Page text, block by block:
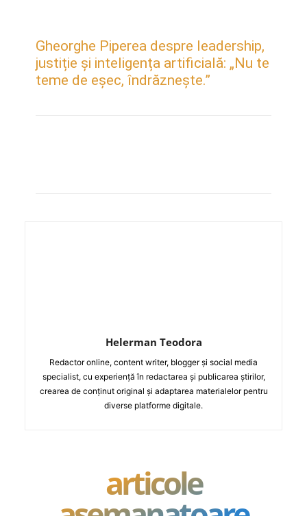
Gheorghe Piperea despre leadership,
justiție și inteligența artificială: „Nu te
teme de eșec, îndrăznește.”
Helerman Teodora
Redactor online, content writer, blogger și social media
specialist, cu experiență în redactarea și publicarea știrilor,
crearea de conținut original și adaptarea materialelor pentru
diverse platforme digitale.
articole